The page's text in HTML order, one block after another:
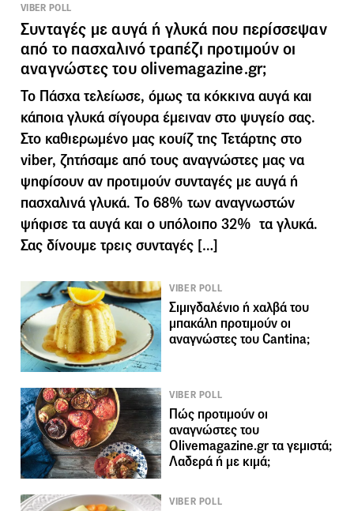
VIBER POLL
Συνταγές με αυγά ή γλυκά που περίσσεψαν
από το πασχαλινό τραπέζι προτιμούν οι
αναγνώστες του olivemagazine.gr;
Το Πάσχα τελείωσε, όμως τα κόκκινα αυγά και
κάποια γλυκά σίγουρα έμειναν στο ψυγείο σας.
Στο καθιερωμένο μας κουίζ της Τετάρτης στο
viber, ζητήσαμε από τους αναγνώστες μας να
ψηφίσουν αν προτιμούν συνταγές με αυγά ή
πασχαλινά γλυκά. Το 68% των αναγνωστών
ψήφισε τα αυγά και ο υπόλοιπο 32% τα γλυκά.
Σας δίνουμε τρεις συνταγές […]
VIBER POLL
Σιμιγδαλένιο ή χαλβά του
μπακάλη προτιμούν οι
αναγνώστες του Cantina;
VIBER POLL
Πώς προτιμούν οι
αναγνώστες του
Olivemagazine.gr τα γεμιστά;
Λαδερά ή με κιμά;
VIBER POLL